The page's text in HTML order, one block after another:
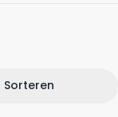
Sorteren